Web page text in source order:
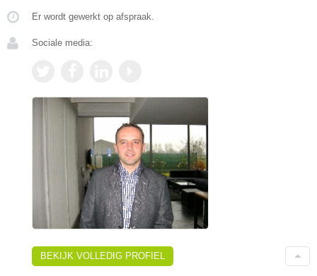
Er wordt gewerkt op afspraak.
Sociale media:
BEKIJK VOLLEDIG PROFIEL